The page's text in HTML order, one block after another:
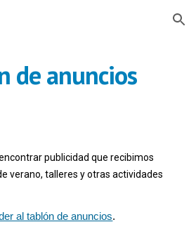
Skip to navigation
de anuncios
publicidad que recibimos
al tablón de anuncios.